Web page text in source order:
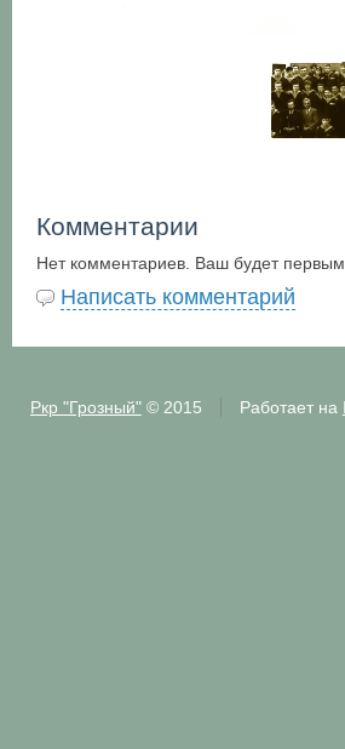
Комментарии
Нет комментариев. Ваш будет
Написать комментарий
Ркр "Грозный"© 2015 Работает на